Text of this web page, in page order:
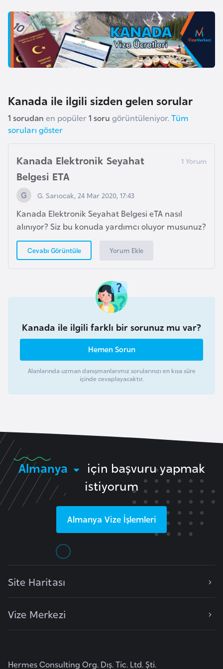
Kanada ile ilgili sizden gelen sorular
1 sorudan en popüler1 soru görüntüleniyor. Tüm
soruları göster
Kanada Elektronik Seyahat
Belgesi ETA
G. Sarıocak, 24 Mar 2020, 17:43
Kanada Elektronik Seyahat Belgesi eTA nasıl
alınıyor? Siz bu konuda yardımcı oluyor musunuz?
Cevabı Görüntüle Yorum Ekle
Kanada ile ilgili farklı bir sorunuz mu var?
Hemen Sorun
Alanlarında uzman danışmanlarımız sorularınızı en kısa süre
içinde cevaplayacaktır.
Almanya
için başvuru yapmak
istiyorum
Almanya Vize İşlemleri
Site Haritası
Vize Merkezi
Hermes Consulting Org. Dış. Tic. Ltd. Şti.
a
r
u
s
l
ç
i
k
a
B
e
n
i
n
B
l
g
a
r
B
r
a